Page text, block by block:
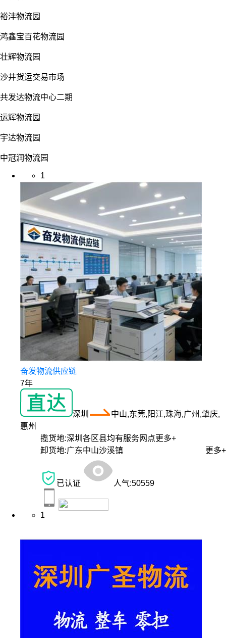
裕沣物流园
鸿鑫宝百花物流园
壮辉物流园
沙井货运交易市场
共发达物流中心二期
运辉物流园
宇达物流园
中冠润物流园
1
奋发物流供应链
7年
深圳
中山,东莞,阳江,珠海,广州,肇庆,
惠州
揽货地:深圳各区县均有服务网点更多+
卸货地:广东中山沙溪镇 更多+
已认证 人气:50559
1